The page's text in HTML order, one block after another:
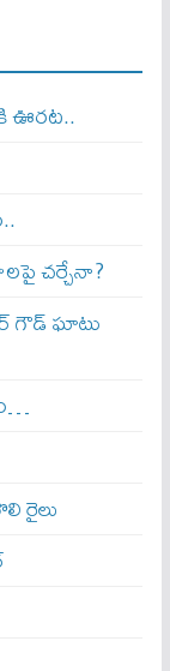
ఊరట..
చర్చేనా?
గౌడ్ ఘాటు
రైలు